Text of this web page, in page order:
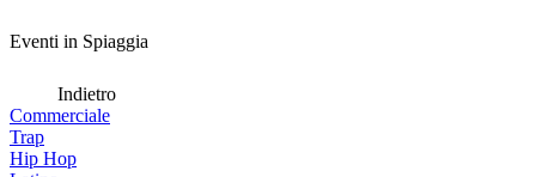
Eventi in Spiaggia
Indietro
Commerciale
Trap
Hip Hop